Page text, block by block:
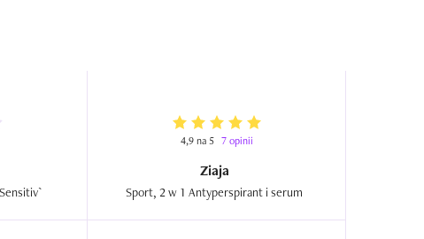
4,9 na 5 7 opinii
Ziaja